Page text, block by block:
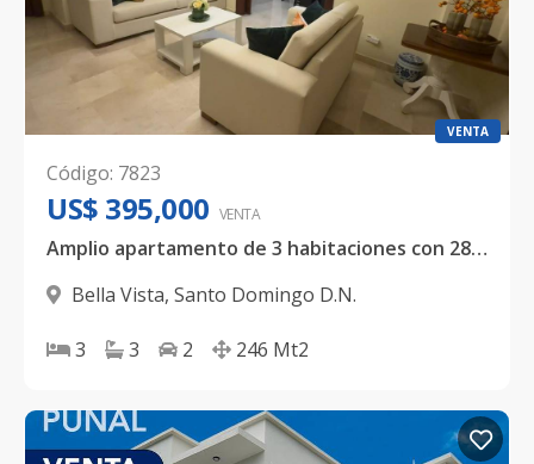
VENTA
Código: 7823
US$ 395,000 VENTA
Amplio apartamento de 3 habitaciones con 280 metros en Bella Vista
Bella Vista, Santo Domingo D.N.
3 3 2 246 Mt2